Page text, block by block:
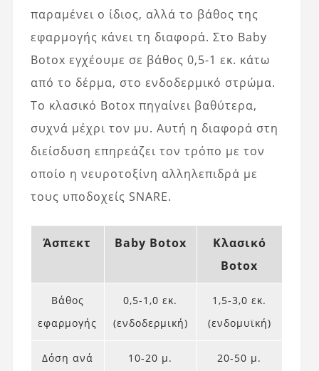
παραμένει ο ίδιος, αλλά το βάθος της
εφαρμογής κάνει τη διαφορά. Στο Baby
Botox εγχέουμε σε βάθος 0,5-1 εκ. κάτω
από το δέρμα, στο ενδοδερμικό στρώμα.
Το κλασικό Botox πηγαίνει βαθύτερα,
συχνά μέχρι τον μυ. Αυτή η διαφορά στη
διείσδυση επηρεάζει τον τρόπο με τον
οποίο η νευροτοξίνη αλληλεπιδρά με
τους υποδοχείς SNARE.
Άσπεκτ Baby Botox
Κλασικό
Botox
Βάθος
εφαρμογής
0,5-1,0 εκ.
(ενδοδερμική)
1,5-3,0 εκ.
(ενδομυϊκή)
Δόση ανά
10-20 μ. 20-50 μ.